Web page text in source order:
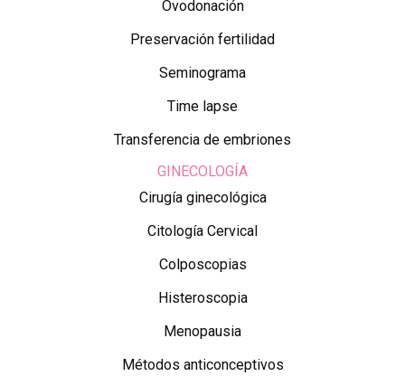
Ovodonación
Preservación fertilidad
Seminograma
Time lapse
Transferencia de embriones
GINECOLOGÍA
Cirugía ginecológica
Citología Cervical
Colposcopias
Histeroscopia
Menopausia
Métodos anticonceptivos